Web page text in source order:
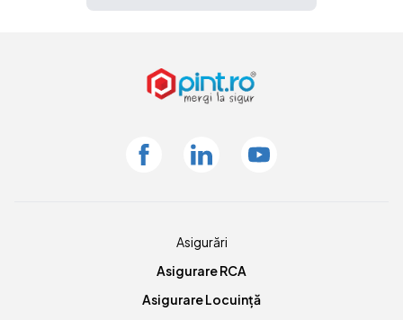
FacebookLinkedin Youtube
Asigurări
Asigurare RCA
Asigurare Locuință